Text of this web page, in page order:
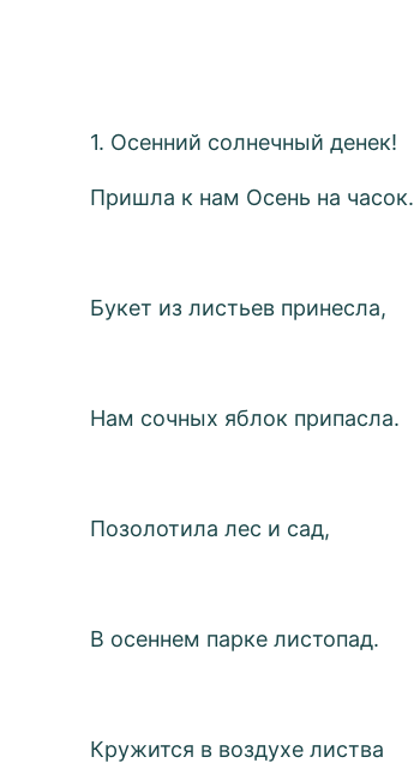
1. Осенний солнечный денек!
Пришла к нам Осень на часок.
Букет из листьев принесла,
Нам сочных яблок припасла.
Позолотила лес и сад,
В осеннем парке листопад.
Кружится в воздухе листва